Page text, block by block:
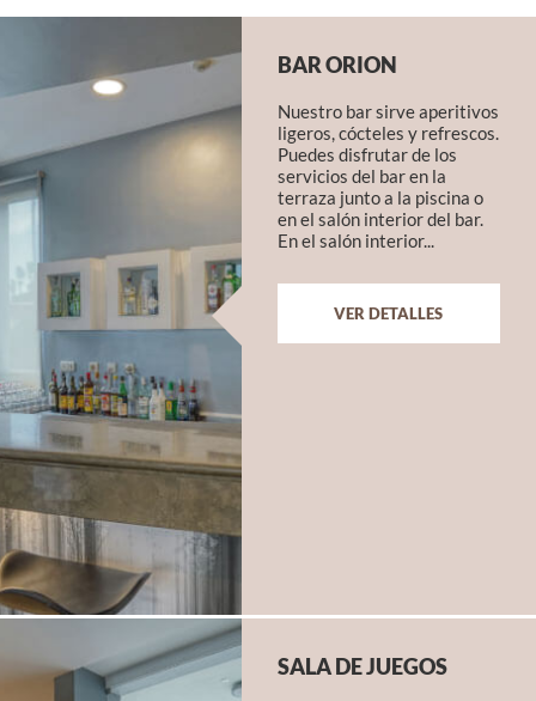
BAR ORION
Nuestro bar sirve aperitivos
ligeros, cócteles y refrescos.
Puedes disfrutar de los
servicios del bar en la
terraza junto a la piscina o
en el salón interior del bar.
En el salón interior...
VER DETALLES
SALA DE JUEGOS